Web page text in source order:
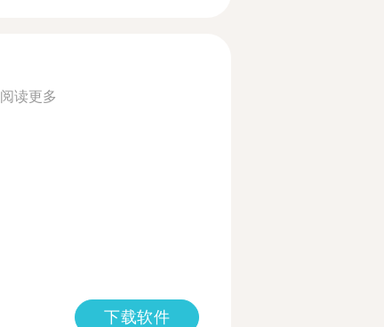
阅读更多
下载软件